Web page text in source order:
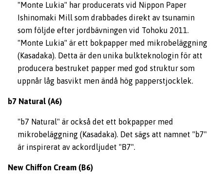
"Monte Lukia" har producerats vid Nippon Paper
Ishinomaki Mill som drabbades direkt av tsunamin
som följde efter jordbävningen vid Tohoku 2011.
"Monte Lukia" är ett bokpapper med mikrobeläggning
(Kasadaka). Detta är den unika bulkteknologin för att
producera bestruket papper med god struktur som
uppnår låg basvikt men ändå hög papperstjocklek.
b7 Natural (A6)
"b7 Natural" är också det ett bokpapper med
mikrobeläggning (Kasadaka). Det sägs att namnet "b7"
är inspirerat av ackordljudet "B7".
New Chiffon Cream (B6)